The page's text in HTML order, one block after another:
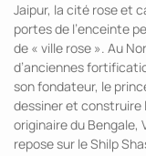
Jaipur, la cité rose et
portes de l’enceinte
de « ville rose ». Au
d’anciennes
son fondateur, le
dessiner et construire
originaire du
repose sur le Shilp